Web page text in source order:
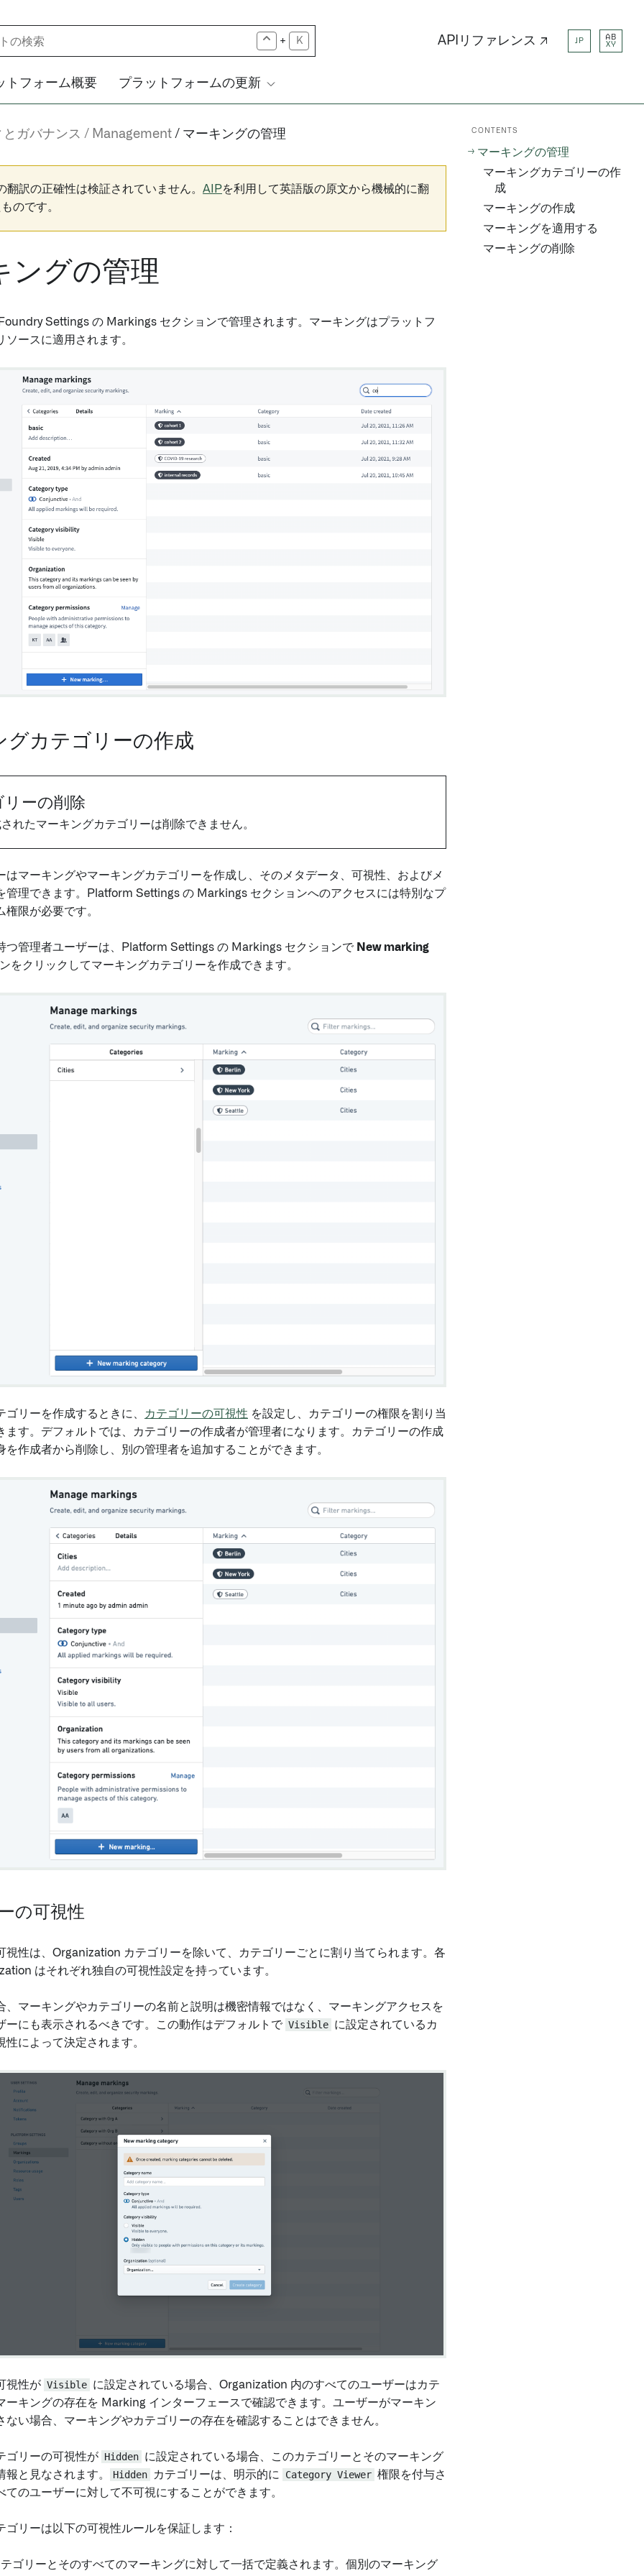
+ K APIリファレンス ↗ JP
AB
XY
トフォーム概要 プラットフォームの更新
ガバナンス Management マーキングの管理
翻訳の正確性は検証されていません。 AIPを利用して英語版の原文から機械的に翻
のです。
ングの管理
Settings の Markings セクションで管理されます。マーキングはプラットフ
ソースに適用されます。
グカテゴリーの作成
リーの削除
れたマーキングカテゴリーは削除できません。
はマーキングやマーキングカテゴリーを作成し、そのメタデータ、可視性、およびメ
管理できます。Platform Settings の Markings セクションへのアクセスには特別なプ
権限が必要です。
つ管理者ユーザーは、Platform Settings の Markings セクションで New marking
をクリックしてマーキングカテゴリーを作成できます。
ゴリーを作成するときに、 カテゴリーの可視性 を設定し、カテゴリーの権限を割り当
ます。デフォルトでは、カテゴリーの作成者が管理者になります。カテゴリーの作成
を作成者から削除し、別の管理者を追加することができます。
の可視性
視性は、Organization カテゴリーを除いて、カテゴリーごとに割り当てられます。各
はそれぞれ独自の可視性設定を持っています。
、マーキングやカテゴリーの名前と説明は機密情報ではなく、マーキングアクセスを
ーにも表示されるべきです。この動作はデフォルトで Visible に設定されているカ
性によって決定されます。
視性が Visible に設定されている場合、Organization 内のすべてのユーザーはカテ
ーキングの存在を Marking インターフェースで確認できます。ユーザーがマーキン
ない場合、マーキングやカテゴリーの存在を確認することはできません。
ゴリーの可視性が Hidden に設定されている場合、このカテゴリーとそのマーキング
報と見なされます。
Hidden カテゴリーは、明示的に Category Viewer 権限を付与さ
てのユーザーに対して不可視にすることができます。
ゴリーは以下の可視性ルールを保証します：
ゴリーとそのすべてのマーキングに対して一括で定義されます。個別のマーキング
CONTENTS
マーキングの管理
マーキングカテゴリーの作
成
マーキングの作成
マーキングを適用する
マーキングの削除